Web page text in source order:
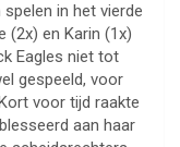
in het vierde
(2x) en Karin (1x)
Eagles niet tot
gespeeld, voor
voor tijd raakte
aan haar